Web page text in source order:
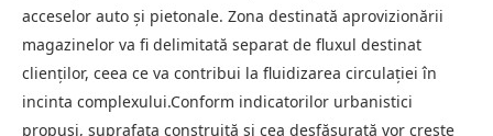
acceselor auto și pietonale. Zona destinată aprovizionării
magazinelor va fi delimitată separat de fluxul destinat
clienților, ceea ce va contribui la fluidizarea circulației în
incinta complexului.Conform indicatorilor urbanistici
propuși, suprafața construită și cea desfășurată vor crește